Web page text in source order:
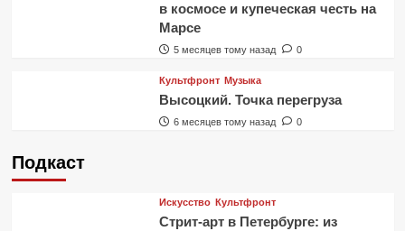
в космосе и купеческая честь на
Марсе
5 месяцев тому назад 0
Культфронт Музыка
Высоцкий. Точка перегруза
6 месяцев тому назад 0
Подкаст
Искусство Культфронт
Стрит-арт в Петербурге: из